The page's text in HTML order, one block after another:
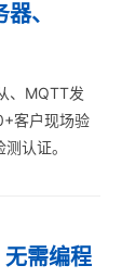
、
、MQTT发
客户现场验
认证。
需编程